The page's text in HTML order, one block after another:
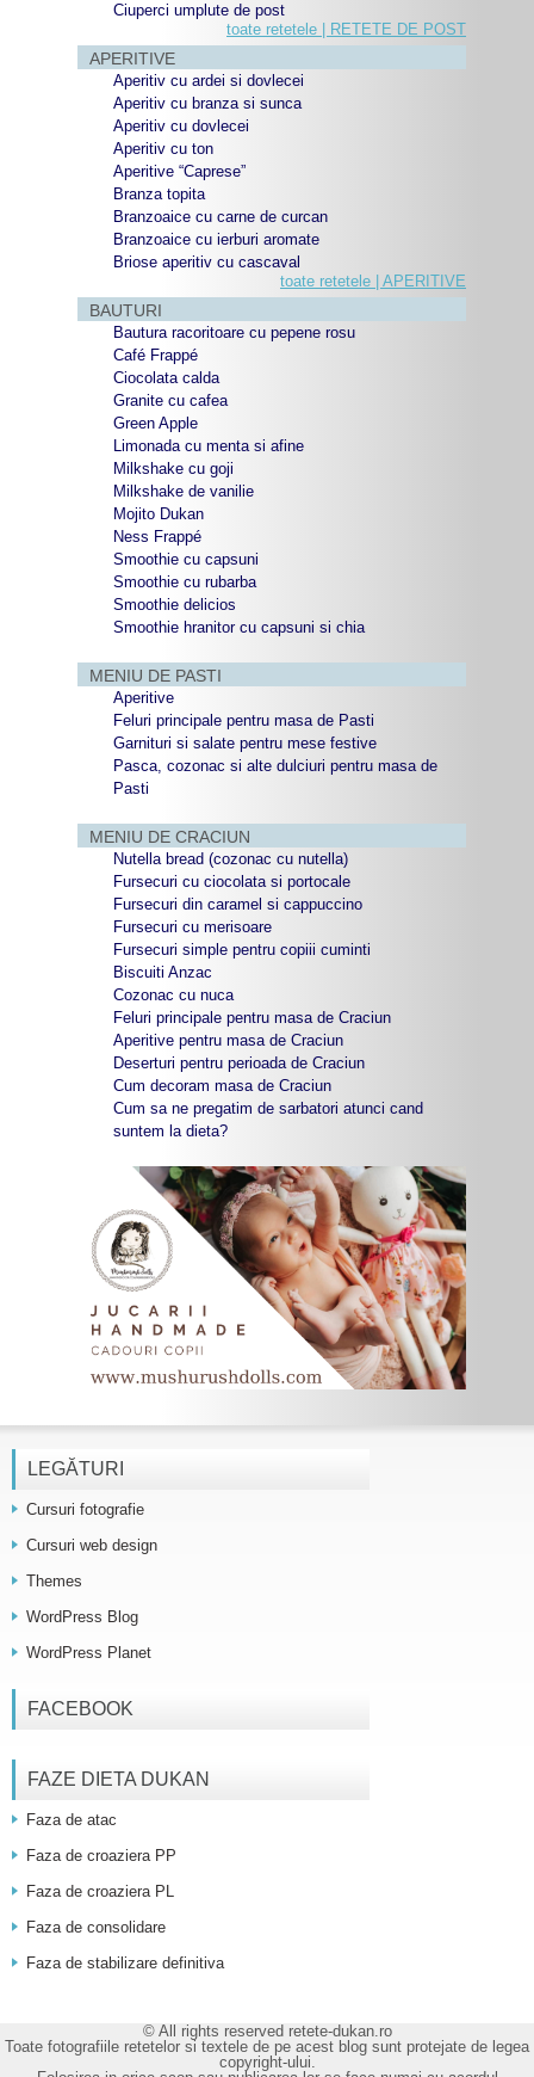
Ciuperci umplute de post
toate retetele | RETETE DE POST
APERITIVE
Aperitiv cu ardei si dovlecei
Aperitiv cu branza si sunca
Aperitiv cu dovlecei
Aperitiv cu ton
Aperitive “Caprese”
Branza topita
Branzoaice cu carne de curcan
Branzoaice cu ierburi aromate
Briose aperitiv cu cascaval
toate retetele | APERITIVE
BAUTURI
Bautura racoritoare cu pepene rosu
Café Frappé
Ciocolata calda
Granite cu cafea
Green Apple
Limonada cu menta si afine
Milkshake cu goji
Milkshake de vanilie
Mojito Dukan
Ness Frappé
Smoothie cu capsuni
Smoothie cu rubarba
Smoothie delicios
Smoothie hranitor cu capsuni si chia
MENIU DE PASTI
Aperitive
Feluri principale pentru masa de Pasti
Garnituri si salate pentru mese festive
Pasca, cozonac si alte dulciuri pentru masa de
Pasti
MENIU DE CRACIUN
Nutella bread (cozonac cu nutella)
Fursecuri cu ciocolata si portocale
Fursecuri din caramel si cappuccino
Fursecuri cu merisoare
Fursecuri simple pentru copiii cuminti
Biscuiti Anzac
Cozonac cu nuca
Feluri principale pentru masa de Craciun
Aperitive pentru masa de Craciun
Deserturi pentru perioada de Craciun
Cum decoram masa de Craciun
Cum sa ne pregatim de sarbatori atunci cand
suntem la dieta?
LEGĂTURI
Cursuri fotografie
Cursuri web design
Themes
WordPress Blog
WordPress Planet
FACEBOOK
FAZE DIETA DUKAN
Faza de atac
Faza de croaziera PP
Faza de croaziera PL
Faza de consolidare
Faza de stabilizare definitiva
© All rights reserved retete-dukan.ro
Toate fotografiile retetelor si textele de pe acest blog sunt protejate de legea
copyright-ului.